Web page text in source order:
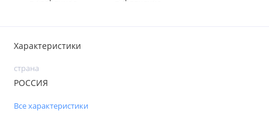
Характеристики
страна
РОССИЯ
Все характеристики